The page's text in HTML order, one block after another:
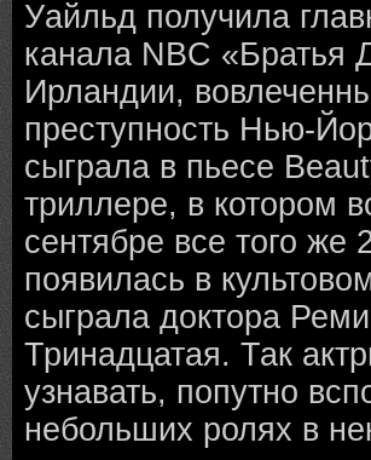
Уайльд получила
канала NBC «Братья
Ирландии,
преступность Нью-
сыграла в пьесе
триллере, в котором
сентябре все того же
появилась в
сыграла доктора
Тринадцатая. Так
узнавать, попутно
небольших ролях в